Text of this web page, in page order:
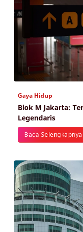
Gaya Hidup
Blok M Jakarta:
Legendaris
Baca Selengkapnya